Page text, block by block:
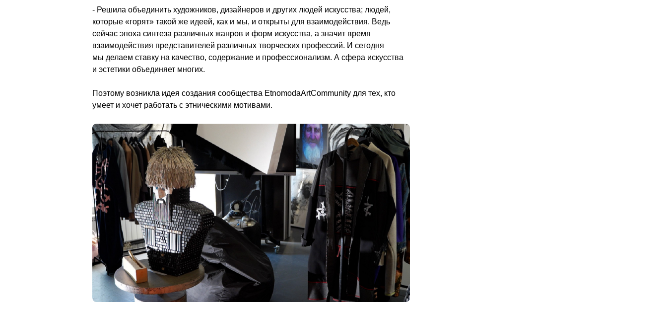
- Решила объединить художников, дизайнеров и других людей искусства; людей,
которые «горят» такой же идеей, как и мы, и открыты для взаимодействия. Ведь
сейчас эпоха синтеза различных жанров и форм искусства, а значит время
взаимодействия представителей различных творческих профессий. И сегодня
мы делаем ставку на качество, содержание и профессионализм. А сфера искусства
и эстетики объединяет многих.
Поэтому возникла идея создания сообщества EtnomodaArtCommunity для тех, кто
умеет и хочет работать с этническими мотивами.